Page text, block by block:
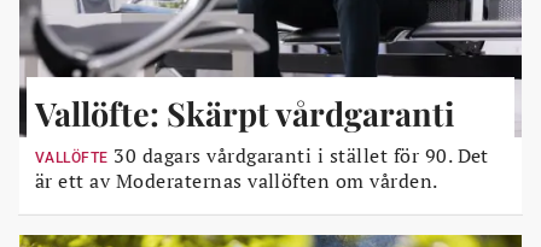
Vallöfte: Skärpt vårdgaranti
VALLÖFTE 30 dagars vårdgaranti i stället för 90. Det
är ett av Moderaternas vallöften om vården.